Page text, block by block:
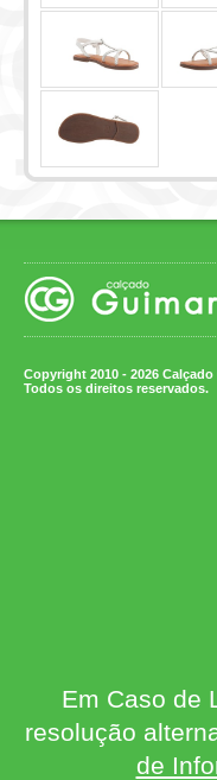
Copyright 2010 - 2026
Todos os direitos reservados.
Em Caso de
resolução
de